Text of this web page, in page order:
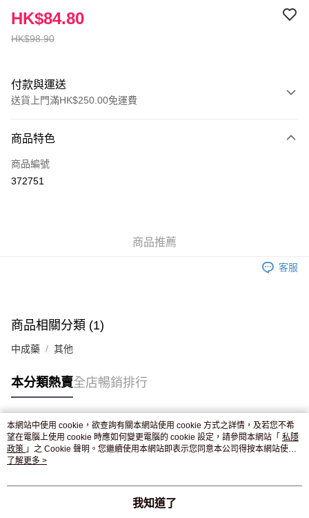
HK$98.90
HK$84.80
付款與運送
送貨上門滿HK$250.00免運費
信用卡
Apple Pay
付款後門市自取，訂單確認後2-4個工作天到店，7天內取。逾期後
商品特色
商品編號
372751
商品推薦
客服
商品相關分類 (1)
中成藥 其他
本分類熱賣全店暢銷排行
熱門標籤
熱銷排行
本網站中使用 cookie，欲查詢有關本網站使用 cookie 方式之詳情，及若您不希
望在電腦上使用 cookie 時應如何變更電腦的 cookie 設定，請參閱本網站「 私隱
政策 」之 Cookie 聲明。您繼續使用本網站即表示您同意本公司得按本網站使用
條款之 Cookie 聲明使用 cookie。
了解更多 >
我知道了